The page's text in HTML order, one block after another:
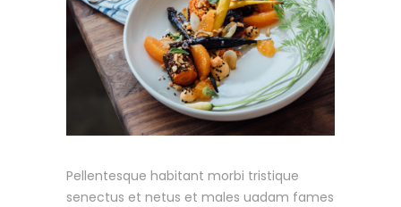
Pellentesque habitant morbi tristique
senectus et netus et males uadam fames